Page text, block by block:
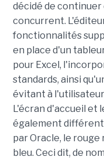
décidé de continuer
concurrent.
fonctionnalités
en place d'un
pour Excel,
standards, ainsi
évitant à
L'écran d'accueil et
également
par Oracle, le rouge
bleu. Ceci dit, de